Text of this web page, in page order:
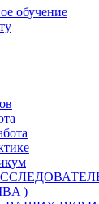
обучение
)